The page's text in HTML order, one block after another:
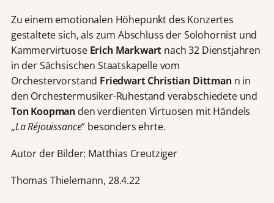
Zu einem emotionalen Höhepunkt des Konzertes
gestaltete sich, als zum Abschluss der Solohornist und
Kammervirtuose Erich Markwart nach 32 Dienstjahren
in der Sächsischen Staatskapelle vom
Orchestervorstand Friedwart Christian Dittman n in
den Orchestermusiker-Ruhestand verabschiedete und
Ton Koopman den verdienten Virtuosen mit Händels
„La Réjouissance“ besonders ehrte.
Autor der Bilder: Matthias Creutziger
Thomas Thielemann, 28.4.22